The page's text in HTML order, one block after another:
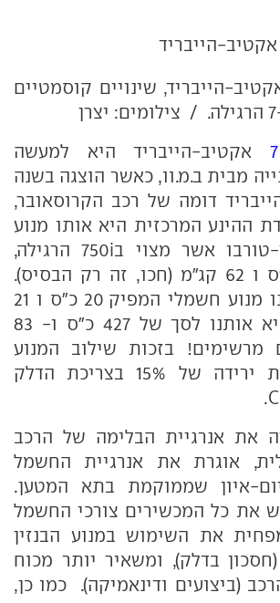
סדרה 7 אקטיב-הייבריד, שינויים קוסמטיים
אקטיב-הייבריד היא למעשה
מבית ב.מ.וו, כאשר הוצגה בשנה
דומה של רכב הקרוסאובר,
ההינע המרכזית היא אותו מנוע
בנזין V8 טווין-טורבו אשר מצוי ב750i הרגילה,
שמפיק 407 כ"ס ו 62 קג"מ (חכו, זה רק הבסיס).
בנוסף לזה, ישנו מנוע חשמלי המפיק 20 כ"ס ו 21
קג"מ. מה שמביא אותנו לסך של 427 כ"ס ו- 83
מרשימים! בזכות שילוב המנוע
החשמלי מושגת ירידה של 15% בצריכת הדלק
את אנרגיית הבלימה של הרכב
אוגרת את אנרגיית החשמל
איון שממוקמת בתא המטען.
את כל המכשירים צורכי החשמל
את השימוש במנוע הבנזין
בדלק), ומשאיר יותר מכוח
(ביצועים ודינאמיקה). כמו כן,